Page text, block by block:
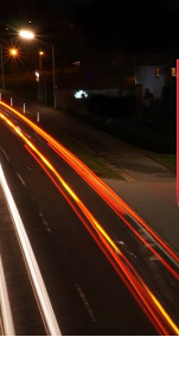
Zum
Inhalt
springen